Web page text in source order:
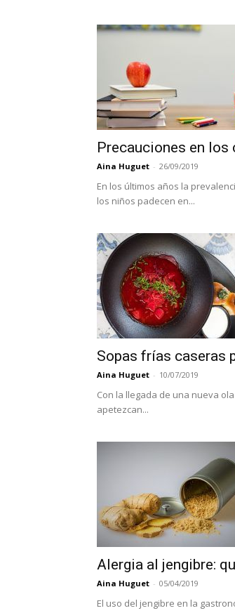
Precauciones en
Aina Huguet - 26/09/2019
En los últimos años la
los niños padecen en...
Sopas frías caseras
Aina Huguet - 10/07/2019
Con la llegada de una nueva
apetezcan...
Alergia al jengibre:
Aina Huguet - 05/04/2019
El uso del jengibre en la